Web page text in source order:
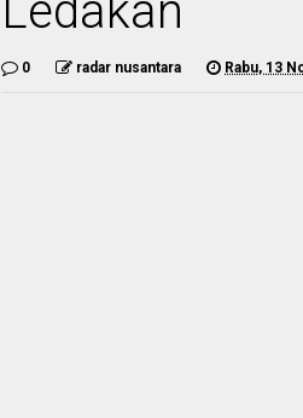
0 radar nusantara Rabu, 13